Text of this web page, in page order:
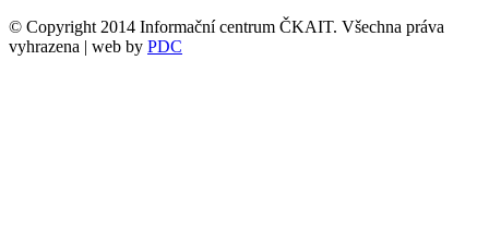
© Copyright 2014 Informační centrum ČKAIT. Všechna práva
vyhrazena | web by PDC